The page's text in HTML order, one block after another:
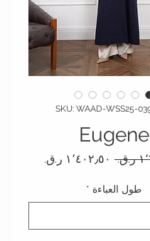
Eugene
سعر عادي
طول العباءة *